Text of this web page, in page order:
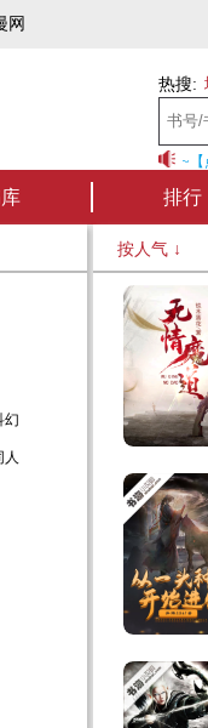
网
热搜:
，一定有你喜欢的作品~【
排行
幻
人
按人气 ↓